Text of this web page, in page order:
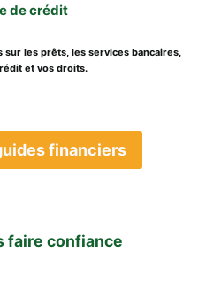
de crédit
sur les prêts, les services bancaires,
et vos droits.
financiers
faire confiance